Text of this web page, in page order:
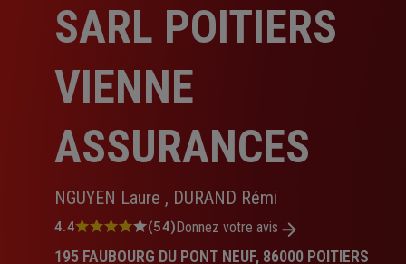
SARL POITIERS
VIENNE
ASSURANCES
NGUYEN Laure , DURAND Rémi
Note
4.4 (54)Donnez votre avis
195 FAUBOURG DU PONT NEUF, 86000 POITIERS